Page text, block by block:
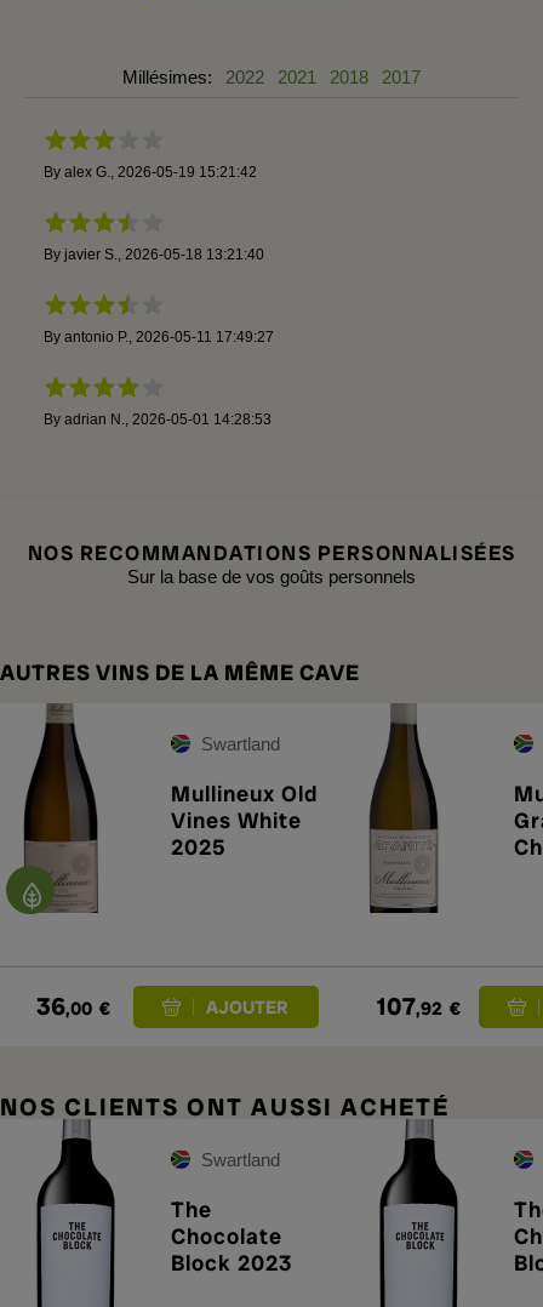
Millésimes: 2022 2021 2018 2017
By alex G. 2026-05-19 15:21:42
By javier S. 2026-05-18 13:21:40
By antonio P. 2026-05-11 17:49:27
By adrian N. 2026-05-01 14:28:53
NOS RECOMMANDATIONS PERSONNALISÉES
Sur la base de vos goûts personnels
AUTRES VINS DE LA MÊME CAVE
Swartland
Mullineux Old
Vines White
2025
36,00 € 107,92 €
NOS CLIENTS ONT AUSSI ACHETÉ
Swartland
The
Chocolate
Block 2023